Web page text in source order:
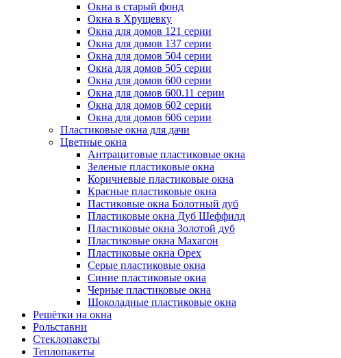
Окна в старый фонд
Окна в Хрущевку
Окна для домов 121 серии
Окна для домов 137 серии
Окна для домов 504 серии
Окна для домов 505 серии
Окна для домов 600 серии
Окна для домов 600.11 серии
Окна для домов 602 серии
Окна для домов 606 серии
Пластиковые окна для дачи
Цветные окна
Антрацитовые пластиковые окна
Зеленые пластиковые окна
Коричневые пластиковые окна
Красные пластиковые окна
Пастиковые окна Болотный дуб
Пластиковые окна Дуб Шеффилд
Пластиковые окна Золотой дуб
Пластиковые окна Махагон
Пластиковые окна Орех
Серые пластиковые окна
Синие пластиковые окна
Черные пластиковые окна
Шоколадные пластиковые окна
Решётки на окна
Рольставни
Стеклопакеты
Теплопакеты